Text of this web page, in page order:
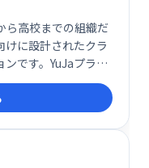
ら高校までの組織だ
けに設計されたクラ
です。YuJaプラッ
仮想教室、ビデオ管
のコラボレーショ
ます。